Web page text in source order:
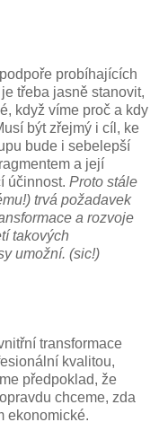
probíhajících
třeba jasně stanovit,
když víme proč a kdy
být zřejmý i cíl, ke
bude i sebelepší
a její
účinnost. Proto stále
trvá požadavek
a rozvoje
takových
umožní. (sic!)
transformace
kvalitou,
předpoklad, že
chceme, zda
ekonomické.